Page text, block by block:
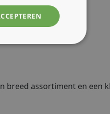
breed assortiment en een